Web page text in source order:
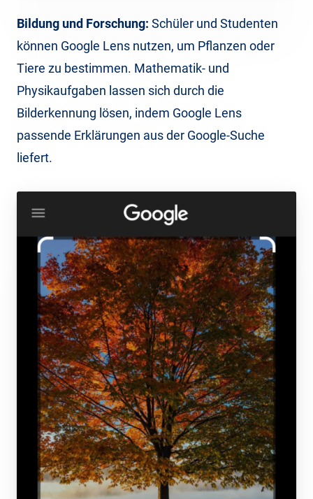
Bildung und Forschung: Schüler und Studenten
können Google Lens nutzen, um Pflanzen oder
Tiere zu bestimmen. Mathematik- und
Physikaufgaben lassen sich durch die
Bilderkennung lösen, indem Google Lens
passende Erklärungen aus der Google-Suche
liefert.